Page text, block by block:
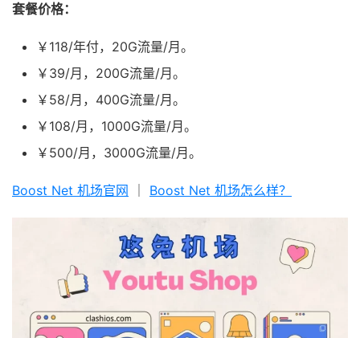
套餐价格：
￥118/年付，20G流量/月。
￥39/月，200G流量/月。
￥58/月，400G流量/月。
￥108/月，1000G流量/月。
￥500/月，3000G流量/月。
Boost Net 机场官网 Boost Net 机场怎么样？